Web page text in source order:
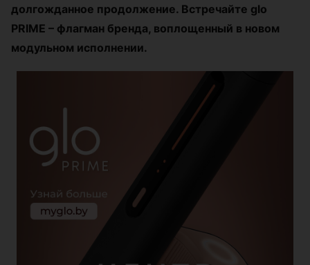
долгожданное продолжение. Встречайте glo
PRIME – флагман бренда, воплощенный в новом
модульном исполнении.